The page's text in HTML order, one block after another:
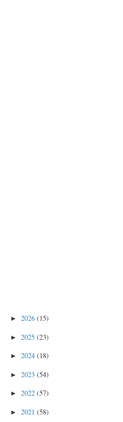
► 2026 (15)
► 2025 (23)
► 2024 (18)
► 2023 (54)
► 2022 (57)
► 2021 (58)